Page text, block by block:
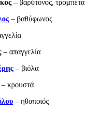
– βαρύτονος, τρομπέτα
– βαθύφωνος
­– απαγγελία
– βιόλα
– κρουστά
– ηθοποιός